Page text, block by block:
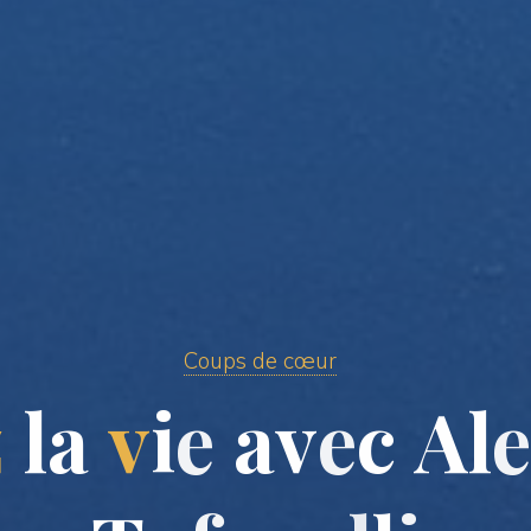
Coups de cœur
lavie avecAle